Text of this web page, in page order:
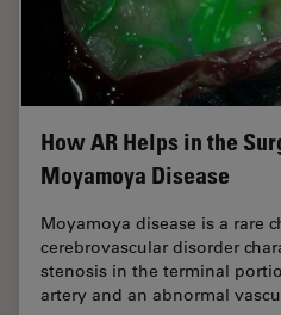
How AR Helps in the
Moyamoya Disease
Moyamoya disease is a rare
cerebrovascular disorder
stenosis in the terminal
artery and an abnormal